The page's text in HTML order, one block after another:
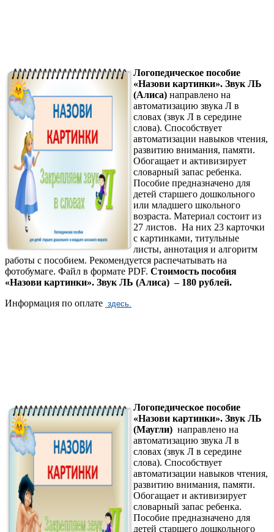
Логопедическое пособие
«Назови картинки». Звук ЛЬ
(Алиса) направлено на
автоматизацию звука Л в
словах (звук Л в середине
слова). Способствует
автоматизации навыков чтения,
развитию внимания, памяти.
Обогащает и активизирует
словарный запас ребенка.
Пособие предназначено для
детей старшего дошкольного
или младшего школьного
возраста. Материал состоит из
27 листов. На них 23 карточки
с картинками, титульные
листы, аннотация и алгоритм
работы с пособием. Рекомендуется распечатывать на
фотобумаге. Файл в формате PDF. Стоимость пособия
«Назови картинки». Звук ЛЬ (Алиса) – 180 рублей.
Информация по оплате здесь.
Логопедическое пособие
«Назови картинки». Звук ЛЬ
(Маугли) направлено на
автоматизацию звука Л в
словах (звук Л в середине
слова). Способствует
автоматизации навыков чтения,
развитию внимания, памяти.
Обогащает и активизирует
словарный запас ребенка.
Пособие предназначено для
детей старшего дошкольного